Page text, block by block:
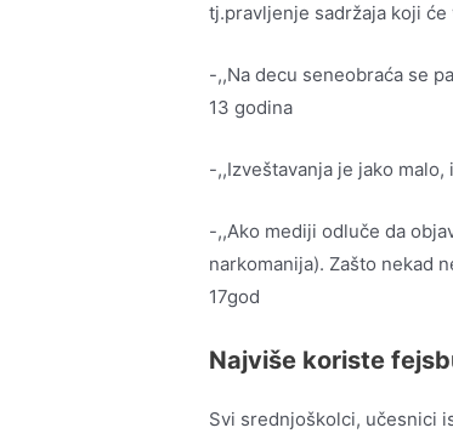
tj.pravljenje sadržaja koji će
-,,Na decu seneobraća se
13 godina
-,,Izveštavanja je jako malo,
-,,Ako mediji odluče da
narkomanija). Zašto nekad
17god
Najviše koriste
Svi srednjoškolci, učesnici